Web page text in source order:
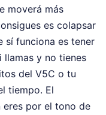
moverá más
es colapsar
sí funciona es tener
llamas y no tienes
del V5C o tu
tiempo. El
eres por el tono de